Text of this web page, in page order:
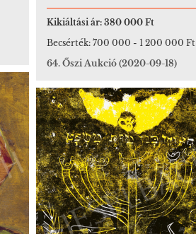
Kikiáltási ár: 380 000 Ft
Becsérték: 700 000 - 1 200 000 Ft
64. Őszi Aukció (2020-09-18)